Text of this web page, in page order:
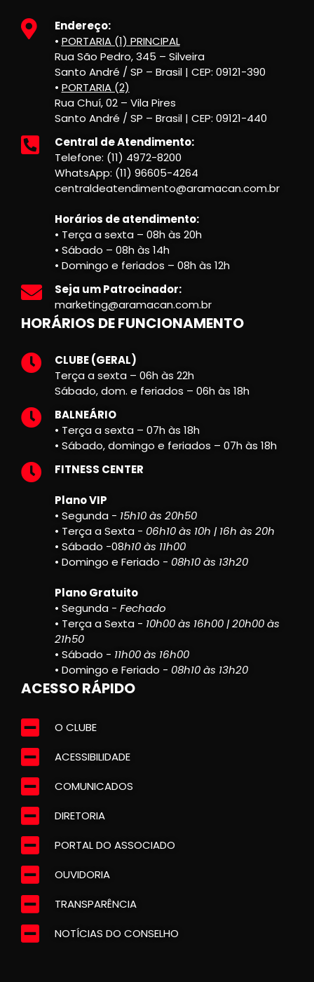
Endereço:
• PORTARIA (1) PRINCIPAL
Rua São Pedro, 345 – Silveira
Santo André / SP – Brasil | CEP: 09121-390
• PORTARIA (2)
Rua Chuí, 02 – Vila Pires
Santo André / SP – Brasil | CEP: 09121-440
Central de Atendimento:
Telefone: (11) 4972-8200
WhatsApp: (11) 96605-4264
centraldeatendimento@aramacan.com.br
Horários de atendimento:
• Terça a sexta – 08h às 20h
• Sábado – 08h às 14h
• Domingo e feriados – 08h às 12h
Seja um Patrocinador:
marketing@aramacan.com.br
HORÁRIOS DE FUNCIONAMENTO
CLUBE (GERAL)
Terça a sexta – 06h às 22h
Sábado, dom. e feriados – 06h às 18h
BALNEÁRIO
• Terça a sexta – 07h às 18h
• Sábado, domingo e feriados – 07h às 18h
FITNESS CENTER
Plano VIP
• Segunda - 15h10 às 20h50
• Terça a Sexta - 06h10 às 10h | 16h às 20h
• Sábado -08h10 às 11h00
• Domingo e Feriado - 08h10 às 13h20
Plano Gratuito
• Segunda - Fechado
• Terça a Sexta - 10h00 às 16h00 | 20h00 às
21h50
• Sábado - 11h00 às 16h00
• Domingo e Feriado - 08h10 às 13h20
ACESSO RÁPIDO
O CLUBE
ACESSIBILIDADE
COMUNICADOS
DIRETORIA
PORTAL DO ASSOCIADO
OUVIDORIA
TRANSPARÊNCIA
NOTÍCIAS DO CONSELHO